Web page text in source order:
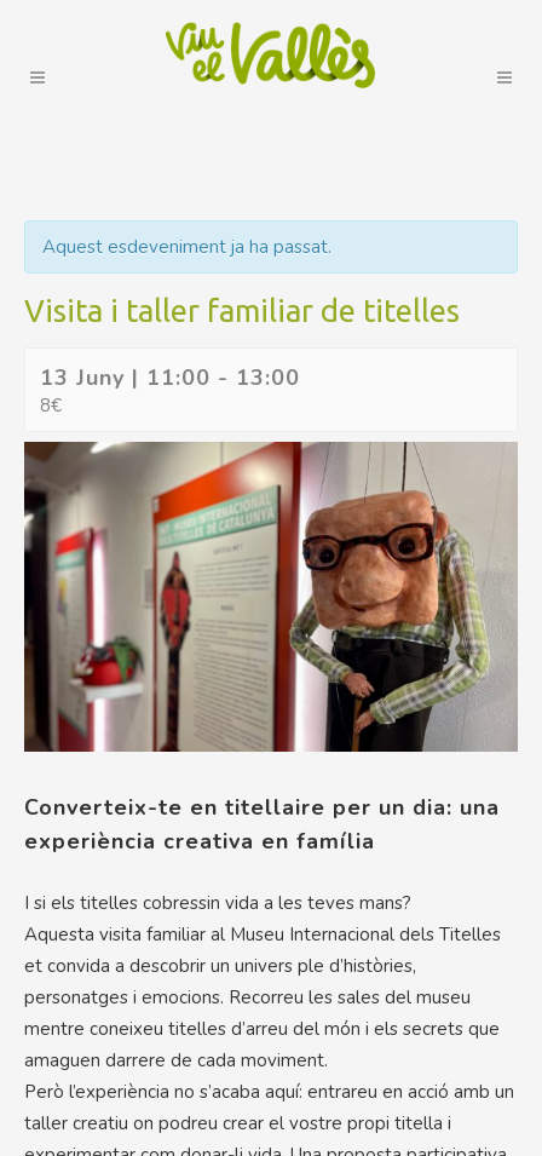
Aquest esdeveniment ja ha passat.
Visita i taller familiar de titelles
13 Juny | 11:00 - 13:00
8€
Converteix-te en titellaire per un dia: una
experiència creativa en família
I si els titelles cobressin vida a les teves mans?
Aquesta visita familiar al Museu Internacional dels Titelles
et convida a descobrir un univers ple d’històries,
personatges i emocions. Recorreu les sales del museu
mentre coneixeu titelles d’arreu del món i els secrets que
amaguen darrere de cada moviment.
Però l’experiència no s’acaba aquí: entrareu en acció amb un
taller creatiu on podreu crear el vostre propi titella i